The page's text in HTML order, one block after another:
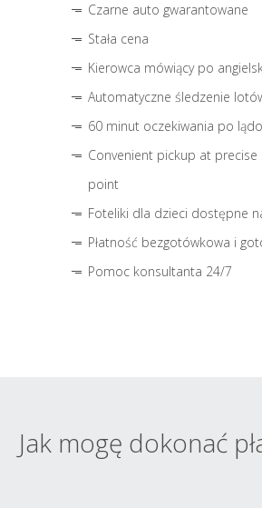
Czarne auto gwarantowane
Stała cena
Kierowca mówiący po
Automatyczne śledzenie
60 minut oczekiwania po
Convenient pickup at precise
point
Foteliki dla dzieci dostępne
Płatność bezgotówkowa i
Pomoc konsultanta 24/7
Jak mogę dokonać